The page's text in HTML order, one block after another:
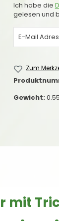
Ich habe die
gelesen und
Zum
Gewicht:
mit